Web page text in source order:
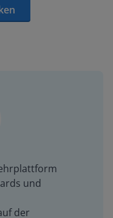
und
der